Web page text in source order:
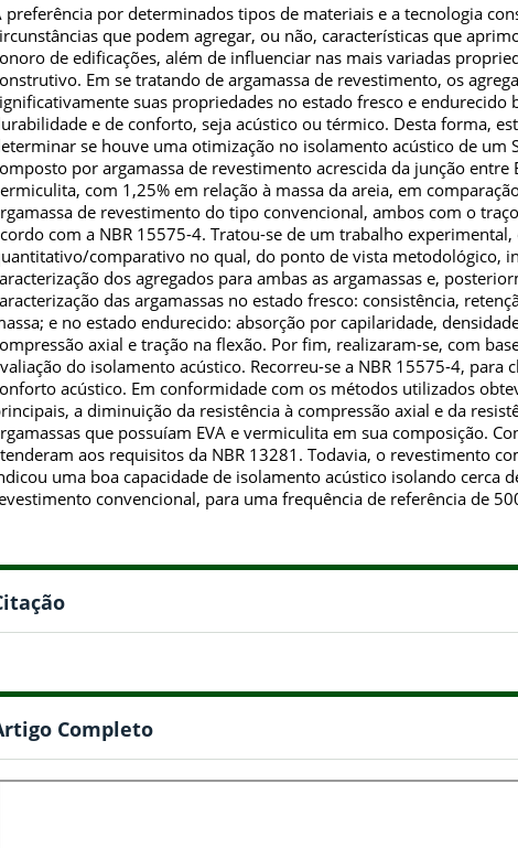
preferência por determinados tipos de materiais e a tecnologia
que podem agregar, ou não, características que
de edificações, além de influenciar nas mais variadas
Em se tratando de argamassa de revestimento, os
suas propriedades no estado fresco e endurecido
e de conforto, seja acústico ou térmico. Desta forma,
se houve uma otimização no isolamento acústico de um
por argamassa de revestimento acrescida da junção entre
com 1,25% em relação à massa da areia, em
de revestimento do tipo convencional, ambos com o
com a NBR 15575-4. Tratou-se de um trabalho experimental,
comparativo no qual, do ponto de vista metodológico,
dos agregados para ambas as argamassas e,
das argamassas no estado fresco: consistência,
e no estado endurecido: absorção por capilaridade,
axial e tração na flexão. Por fim, realizaram-se, com
do isolamento acústico. Recorreu-se a NBR 15575-4, para
acústico. Em conformidade com os métodos utilizados
a diminuição da resistência à compressão axial e da
que possuíam EVA e vermiculita em sua composição.
aos requisitos da NBR 13281. Todavia, o revestimento
uma boa capacidade de isolamento acústico isolando cerca
convencional, para uma frequência de referência de
Completo